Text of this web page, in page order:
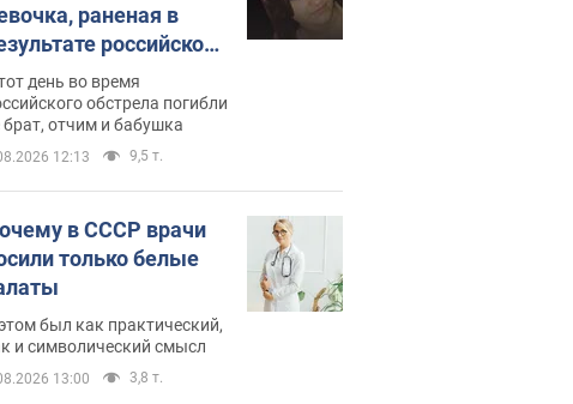
раненая в
российской
на Сумскую
Фото
день во время
обстрела погибли
брат, отчим и бабушка
12:13 9,5 т.
в СССР врачи
только белые
был как практический,
и символический смысл
13:00 3,8 т.